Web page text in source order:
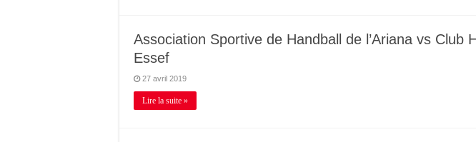
Association Sportive de Handball de l’Ariana vs Club
Essef
27 avril 2019
Lire la suite »